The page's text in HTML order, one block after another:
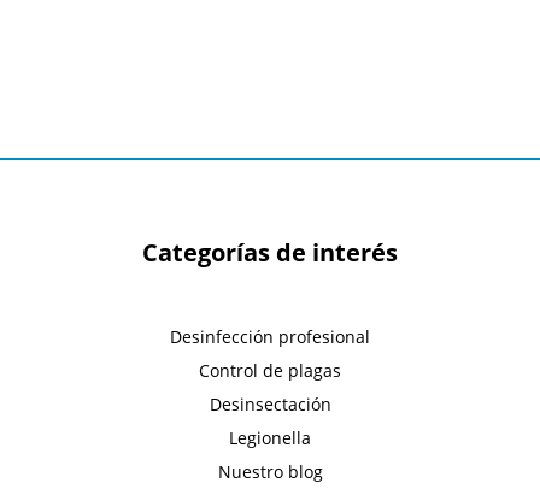
Categorías de interés
Desinfección profesional
Control de plagas
Desinsectación
Legionella
Nuestro blog